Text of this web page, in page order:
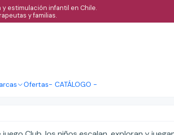
Ofertas- CATÁLOGO -
estimulación infantil en Chile.
y familias.
juego club